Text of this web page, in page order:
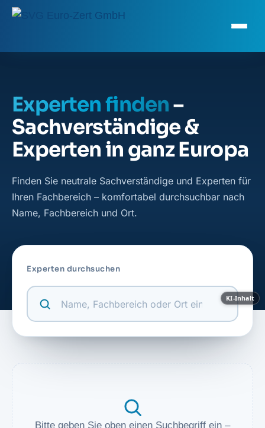
Experten finden–
Sachverständige &
Experten in ganz Europa
Finden Sie neutrale Sachverständige und Experten für
Ihren Fachbereich – komfortabel durchsuchbar nach
Name, Fachbereich und Ort.
KI-Inhalt
Experten durchsuchen
Bitte geben Sie oben einen Suchbegriff ein –